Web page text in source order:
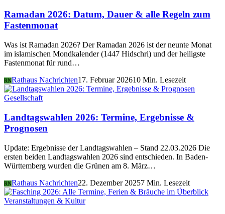
Ramadan 2026: Datum, Dauer & alle Regeln zum
Fastenmonat
Was ist Ramadan 2026? Der Ramadan 2026 ist der neunte Monat
im islamischen Mondkalender (1447 Hidschri) und der heiligste
Fastenmonat für rund…
RNRathaus Nachrichten17. Februar 202610 Min. Lesezeit
Gesellschaft
Landtagswahlen 2026: Termine, Ergebnisse &
Prognosen
Update: Ergebnisse der Landtagswahlen – Stand 22.03.2026 Die
ersten beiden Landtagswahlen 2026 sind entschieden. In Baden-
Württemberg wurden die Grünen am 8. März…
RNRathaus Nachrichten22. Dezember 20257 Min. Lesezeit
Veranstaltungen & Kultur